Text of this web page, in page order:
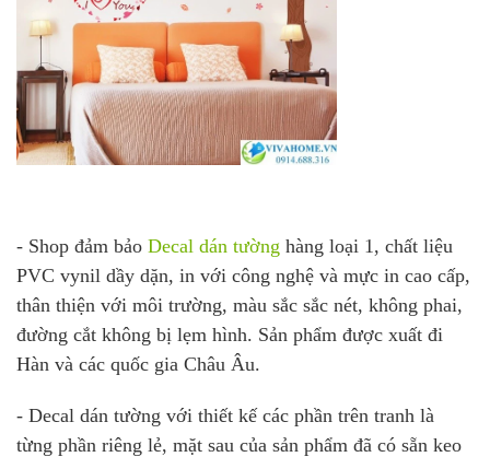
- Shop đảm bảo Decal dán tường hàng loại 1, chất liệu
PVC vynil dầy dặn, in với công nghệ và mực in cao cấp,
thân thiện với môi trường, màu sắc sắc nét, không phai,
đường cắt không bị lẹm hình. Sản phẩm được xuất đi
Hàn và các quốc gia Châu Âu.
- Decal dán tường với thiết kế các phần trên tranh là
từng phần riêng lẻ, mặt sau của sản phẩm đã có sẵn keo